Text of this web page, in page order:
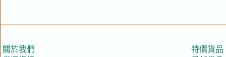
關於我們
特價貨品